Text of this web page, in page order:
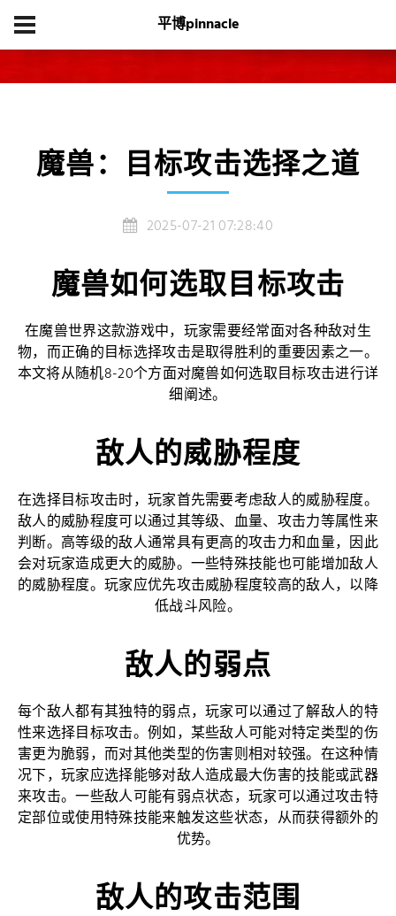
平博pinnacle
魔兽：目标攻击选择之道
2025-07-21 07:28:40
魔兽如何选取目标攻击
在魔兽世界这款游戏中，玩家需要经常面对各种敌对生
物，而正确的目标选择攻击是取得胜利的重要因素之一。
本文将从随机8-20个方面对魔兽如何选取目标攻击进行详
细阐述。
敌人的威胁程度
在选择目标攻击时，玩家首先需要考虑敌人的威胁程度。
敌人的威胁程度可以通过其等级、血量、攻击力等属性来
判断。高等级的敌人通常具有更高的攻击力和血量，因此
会对玩家造成更大的威胁。一些特殊技能也可能增加敌人
的威胁程度。玩家应优先攻击威胁程度较高的敌人，以降
低战斗风险。
敌人的弱点
每个敌人都有其独特的弱点，玩家可以通过了解敌人的特
性来选择目标攻击。例如，某些敌人可能对特定类型的伤
害更为脆弱，而对其他类型的伤害则相对较强。在这种情
况下，玩家应选择能够对敌人造成最大伤害的技能或武器
来攻击。一些敌人可能有弱点状态，玩家可以通过攻击特
定部位或使用特殊技能来触发这些状态，从而获得额外的
优势。
敌人的攻击范围